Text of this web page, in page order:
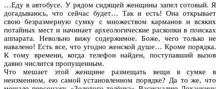
…Еду в автобусе. У рядом сидящей женщины запел сотовый. Я
догадываюсь, что сейчас будет… Так и есть! Она открывает
свою безразмерную сумку с множеством карманов и всяких
потайных мест и начинает археологические раскопки в поисках
аппарата. Невольно вижу содержимое. Боже, чего только не
навалено! Есть все, что угодно женской душе… Кроме порядка.
К тому времени, когда телефон найден, поступавший вызов
давно числится пропущенным.
Что мешает этой женщине размещать вещи в сумке в
неизменном, ею самой установленном порядке? Да то же, что